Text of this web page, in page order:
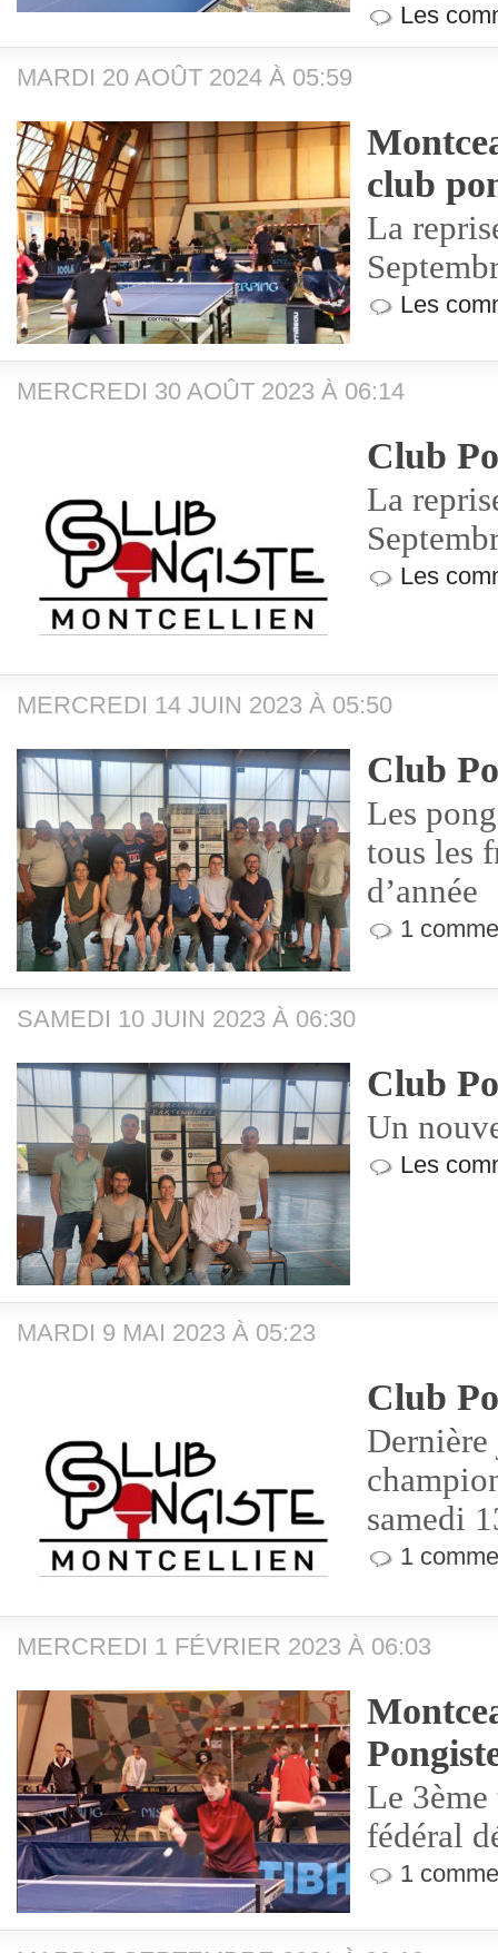
Les
MARDI 20 AOÛT 2024 À 05:59
club
La
Les
MERCREDI 30 AOÛT 2023 À 06:14
Club
La
Les
MERCREDI 14 JUIN 2023 À 05:50
Club
Les
tous les
d’année
1
SAMEDI 10 JUIN 2023 À 06:30
Club
Un
Les
MARDI 9 MAI 2023 À 05:23
Club
samedi
1
MERCREDI 1 FÉVRIER 2023 À 06:03
Le
fédéral
1